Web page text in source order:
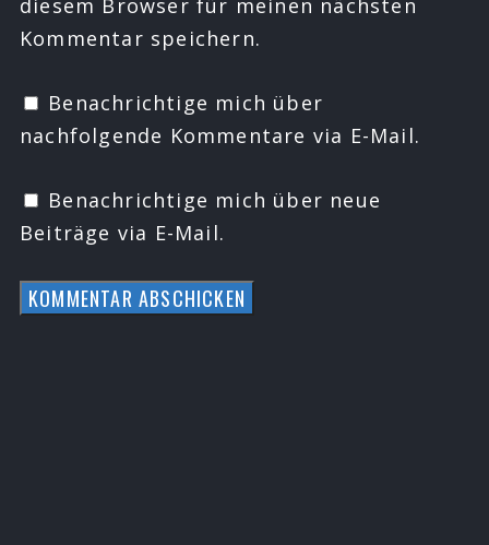
diesem Browser für meinen nächsten
Kommentar speichern.
Benachrichtige mich über
nachfolgende Kommentare via E-Mail.
Benachrichtige mich über neue
Beiträge via E-Mail.